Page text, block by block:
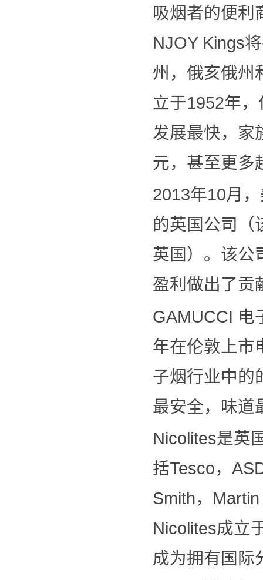
吸烟者的便利
NJOY Kings
州，俄亥俄州
立于1952年
发展最快，家
元，甚至更多
2013年10月
的英国公司（
英国）。该公
盈利做出了贡
GAMUCCI 电
年在伦敦上市
子烟行业中的
最安全，味道
Nicolites是英
括Tesco，
Smith，
Nicolites成立
成为拥有国际